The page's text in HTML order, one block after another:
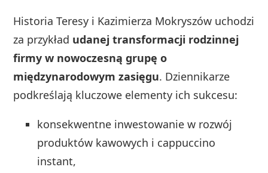
Historia Teresy i Kazimierza Mokryszów uchodzi
za przykład udanej transformacji rodzinnej
firmy w nowoczesną grupę o
międzynarodowym zasięgu. Dziennikarze
podkreślają kluczowe elementy ich sukcesu:
konsekwentne inwestowanie w rozwój
produktów kawowych i cappuccino
instant,